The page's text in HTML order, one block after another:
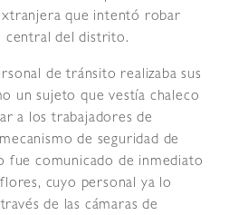
que intentó robar
central del distrito.
de tránsito realizaba sus
un sujeto que vestía chaleco
a los trabajadores de
de seguridad de
fue comunicado de inmediato
cuyo personal ya lo
de las cámaras de